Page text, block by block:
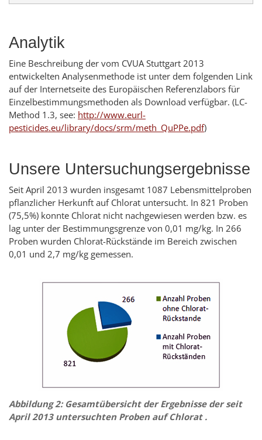
Analytik
Eine Beschreibung der vom CVUA Stuttgart 2013
entwickelten Analysenmethode ist unter dem folgenden Link
auf der Internetseite des Europäischen Referenzlabors für
Einzelbestimmungsmethoden als Download verfügbar. (LC-
Method 1.3, see: http://www.eurl-
pesticides.eu/library/docs/srm/meth_QuPPe.pdf)
Unsere Untersuchungsergebnisse
Seit April 2013 wurden insgesamt 1087 Lebensmittelproben
pflanzlicher Herkunft auf Chlorat untersucht. In 821 Proben
(75,5%) konnte Chlorat nicht nachgewiesen werden bzw. es
lag unter der Bestimmungsgrenze von 0,01 mg/kg. In 266
Proben wurden Chlorat-Rückstände im Bereich zwischen
0,01 und 2,7 mg/kg gemessen.
Abbildung 2: Gesamtübersicht der Ergebnisse der seit
April 2013 untersuchten Proben auf Chlorat .